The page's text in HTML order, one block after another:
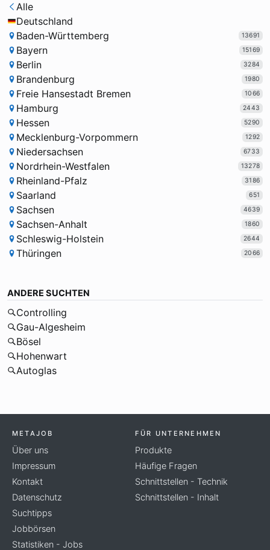
Alle
Deutschland
Baden-Württemberg
13691
Bayern 15169
Berlin 3284
Brandenburg 1980
Freie Hansestadt Bremen 1066
Hamburg 2443
Hessen 5290
Mecklenburg-Vorpommern 1292
Niedersachsen 6733
Nordrhein-Westfalen 13278
Rheinland-Pfalz 3186
Saarland 651
Sachsen 4639
Sachsen-Anhalt 1860
Schleswig-Holstein 2644
Thüringen 2066
ANDERE SUCHTEN
Controlling
Gau-Algesheim
Bösel
Hohenwart
Autoglas
METAJOB
Über uns
Impressum
Kontakt
Datenschutz
Suchtipps
Jobbörsen
Statistiken - Jobs
FÜR UNTERNEHMEN
Produkte
Häufige Fragen
Schnittstellen - Technik
Schnittstellen - Inhalt